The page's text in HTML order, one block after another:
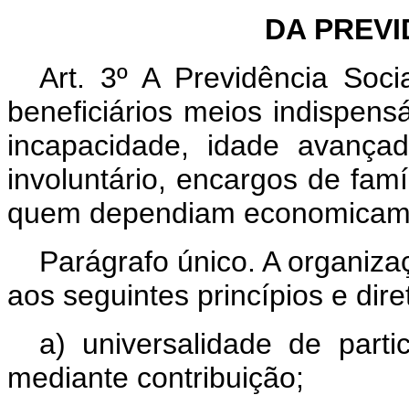
DA
Art. 3º A Previdência
beneficiários meios
incapacidade, idade
involuntário, encargos de
quem dependiam
Parágrafo único. A
aos seguintes princípios e
a) universalidade de
mediante contribuição;